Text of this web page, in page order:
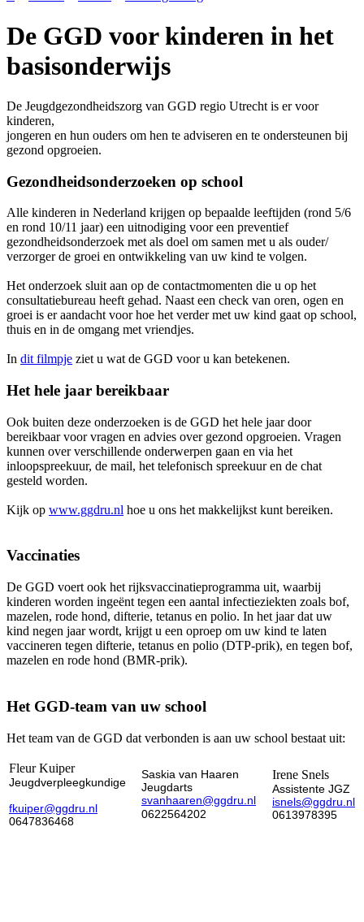
De GGD voor kinderen in het
basisonderwijs
De Jeugdgezondheidszorg van GGD regio Utrecht is er voor
kinderen,
jongeren en hun ouders om hen te adviseren en te ondersteunen bij
gezond opgroeien.
Gezondheidsonderzoeken op school
Alle kinderen in Nederland krijgen op bepaalde leeftijden (rond 5/6
en rond 10/11 jaar) een uitnodiging voor een preventief
gezondheidsonderzoek met als doel om samen met u als ouder/
verzorger de groei en ontwikkeling van uw kind te volgen.
Het onderzoek sluit aan op de contactmomenten die u op het
consultatiebureau heeft gehad. Naast een check van oren, ogen en
groei is er aandacht voor hoe het verder met uw kind gaat op school,
thuis en in de omgang met vriendjes.
In dit filmpje ziet u wat de GGD voor u kan betekenen.
Het hele jaar bereikbaar
Ook buiten deze onderzoeken is de GGD het hele jaar door
bereikbaar voor vragen en advies over gezond opgroeien. Vragen
kunnen over verschillende onderwerpen gaan en via het
inloopspreekuur, de mail, het telefonisch spreekuur en de chat
gesteld worden.
Kijk op www.ggdru.nl hoe u ons het makkelijkst kunt bereiken.
Vaccinaties
De GGD voert ook het rijksvaccinatieprogramma uit, waarbij
kinderen worden ingeënt tegen een aantal infectieziekten zoals bof,
mazelen, rode hond, difterie, tetanus en polio. In het jaar dat uw
kind negen jaar wordt, krijgt u een oproep om uw kind te laten
vaccineren tegen difterie, tetanus en polio (DTP-prik), en tegen bof,
mazelen en rode hond (BMR-prik).
Het GGD-team van uw school
Het team van de GGD dat verbonden is aan uw school bestaat uit:
Fleur Kuiper
Jeugdverpleegkundige
fkuiper@ggdru.nl
0647836468
Saskia van Haaren
Jeugdarts
svanhaaren@ggdru.nl
0622564202
Irene Snels
Assistente JGZ
isnels@ggdru.nl
0613978395